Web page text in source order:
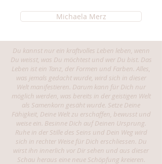
Michaela Merz
Du kannst nur ein kraftvolles Leben leben, wenn
Du weisst, was Du möchtest und wer Du bist. Das
Leben ist ein Tanz, der Formen und Farben. Alles,
was jemals gedacht wurde, wird sich in dieser
Welt manifestieren. Darum kann für Dich nur
möglich werden, was bereits in der geistigen Welt
als Samenkorn gesäht wurde. Setze Deine
Fähigkeit, Deine Welt zu erschaffen, bewusst und
weise ein. Besinne Dich auf Deinen Ursprung.
Ruhe in der Stille des Seins und Dein Weg wird
sich in rechter Weise für Dich erschliessen. Du
wirst ihn innerlich vor Dir sehen und aus dieser
Schau heraus eine neue Schöpfung kreieren.